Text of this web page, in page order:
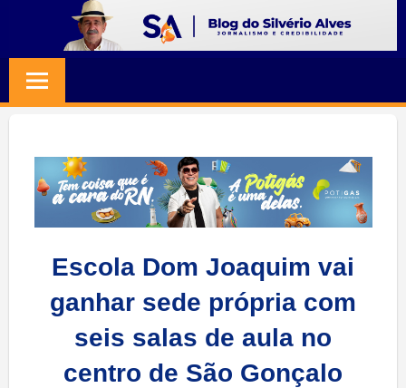
content
SILVERIO
ALVES
Jornalismo
Credibilidade
Escola Dom Joaquim vai
ganhar sede própria com
seis salas de aula no
centro de São Gonçalo